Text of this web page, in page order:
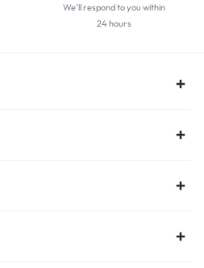
We'll respond to you within
24 hours